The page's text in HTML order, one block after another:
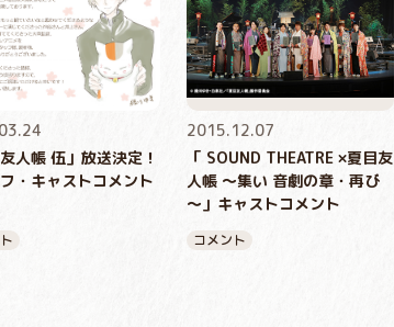
友人帳 伍」放送決定！
・キャストコメント
2015.12.07
「 SOUND THEATRE ×夏目友
人帳 ～集い 音劇の章・再び
～」キャストコメント
コメント